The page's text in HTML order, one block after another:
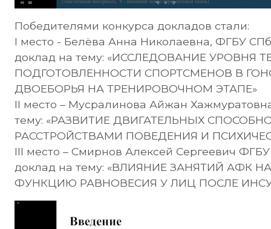
Победителями конкурса докладов стали:
I место - Белёва Анна Николаевна, ФГБУ
доклад на тему: «ИССЛЕДОВАНИЕ УРОВНЯ
ПОДГОТОВЛЕННОСТИ СПОРТСМЕНОВ В
ДВОЕБОРЬЯ НА ТРЕНИРОВОЧНОМ ЭТАПЕ»
II место – Мусралинова Айжан
тему: «РАЗВИТИЕ ДВИГАТЕЛЬНЫХ
РАССТРОЙСТВАМИ ПОВЕДЕНИЯ И
III место – Смирнов Алексей Сергеевич
доклад на тему: «ВЛИЯНИЕ ЗАНЯТИЙ
ФУНКЦИЮ РАВНОВЕСИЯ У ЛИЦ ПОСЛЕ